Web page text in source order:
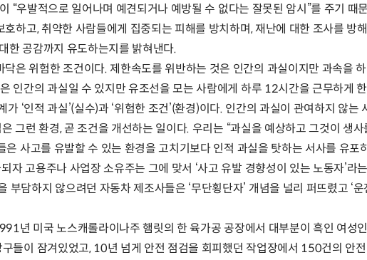
“우발적으로 일어나며 예견되거나 예방될 수 없다는 잘못된 암시”를 주기 때
하고, 취약한 사람들에게 집중되는 피해를 방치하며, 재난에 대한 조사를 방
한 공감까지 유도하는지를 밝혀낸다.
은 위험한 조건이다. 제한속도를 위반하는 것은 인간의 과실이지만 과속을 하
인간의 과실일 수 있지만 유조선을 모는 사람에게 하루 12시간을 근무하게
‘인적 과실’(실수)과 ‘위험한 조건’(환경)이다. 인간의 과실이 관여하지 않는
그런 환경, 곧 조건을 개선하는 일이다. 우리는 “과실을 예상하고 그것이 생사
사고를 유발할 수 있는 환경을 고치기보다 인적 과실을 탓하는 서사를 유포
고용주나 사업장 소유주는 그에 맞서 ‘사고 유발 경향성이 있는 노동자’라
담하지 않으려던 자동차 제조사들은 ‘무단횡단자’ 개념을 널리 퍼뜨렸고 ‘운
년 미국 노스캐롤라이나주 햄릿의 한 육가공 공장에서 대부분이 흑인 여성
들이 잠겨있었고, 10년 넘게 안전 점검을 회피했던 작업장에서 150건의 안